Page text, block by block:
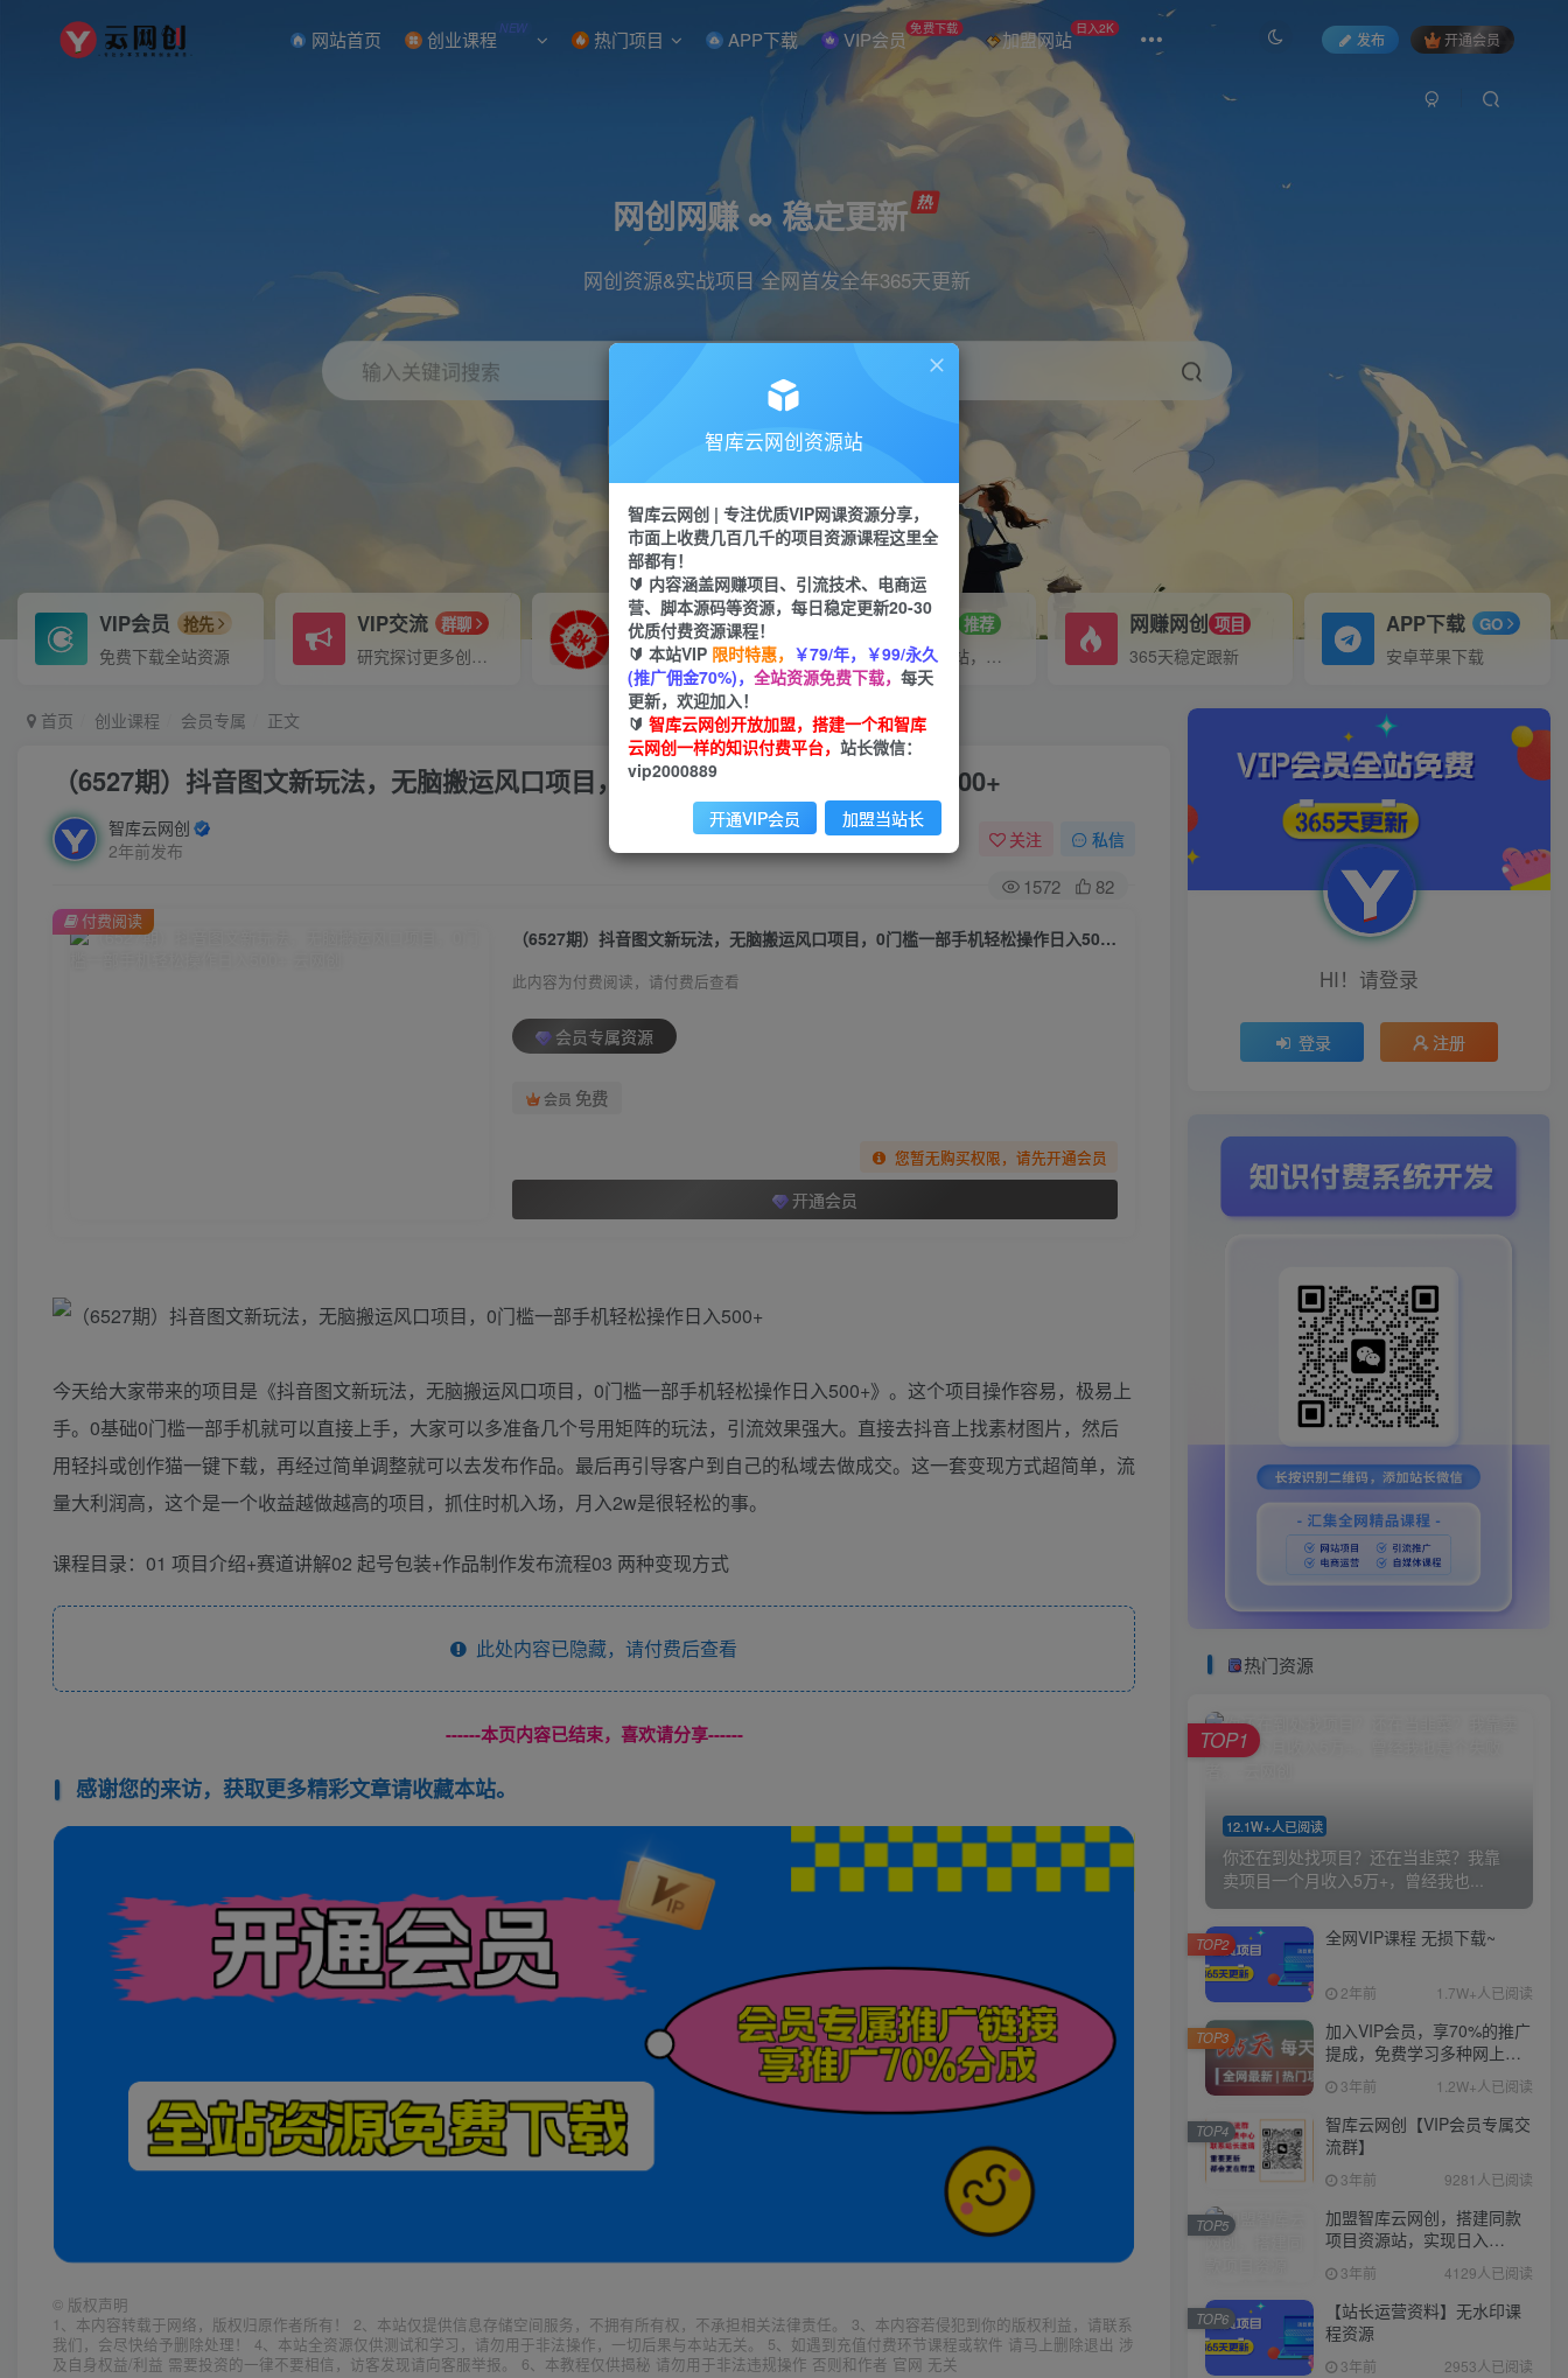
网站首页 创业课程 NEW 热门项目 APP下载 VIP会员 免费下载 加盟网站 日入2K
发布 开通会员
网创网赚 ∞ 稳定更新
网创资源&实战项目 全网首发全年365天更新
输入关键词搜索
直播 小红书 剪辑
VIP会员 抢先
免费下载全站资源
VIP交流 群聊
研究探讨更多创业项目路子。
VIP推广
70%分佣
会员专属推广链接
招募站长 推荐
搭建同款网站，自己当老板
网赚网创 项目
365天稳定跟新
APP下载 GO
安卓苹果下载
首页 创业课程 会员专属 正文
（6527期）抖音图文新玩法，无脑搬运风口项目，0门槛一部手机轻松操作日入500+
智库云网创
2年前发布
关注 私信
1572 82
（6527期）抖音图文新玩法，无脑搬运风口项目，0门槛一部手机轻松操作日入500+
此内容为付费阅读，请付费后查看
会员专属资源
会员 免费
您暂无购买权限，请先开通会员
开通会员
付费阅读
今天给大家带来的项目是《抖音图文新玩法，无脑搬运风口项目，0门槛一部手机轻松操作日入500+》。这个项目操作容易，极易上
手。0基础0门槛一部手机就可以直接上手，大家可以多准备几个号用矩阵的玩法，引流效果强大。直接去抖音上找素材图片，然后
用轻抖或创作猫一键下载，再经过简单调整就可以去发布作品。最后再引导客户到自己的私域去做成交。这一套变现方式超简单，流
量大利润高，这个是一个收益越做越高的项目，抓住时机入场，月入2w是很轻松的事。
课程目录：01 项目介绍+赛道讲解02 起号包装+作品制作发布流程03 两种变现方式
此处内容已隐藏，请付费后查看
------本页内容已结束，喜欢请分享------
感谢您的来访，获取更多精彩文章请收藏本站。
© 版权声明
1、本内容转载于网络，版权归原作者所有！ 2、本站仅提供信息存储空间服务，不拥有所有权，不承担相关法律责任。 3、本内容若侵犯到你的版权利益，请联系
我们，会尽快给予删除处理！ 4、本站全资源仅供测试和学习，请勿用于非法操作，一切后果与本站无关。 5、如遇到充值付费环节课程或软件 请马上删除退出 涉
及自身权益/利益 需要投资的一律不要相信，访客发现请向客服举报。 6、本教程仅供揭秘 请勿用于非法违规操作 否则和作者 官网 无关
HI！请登录
登录 注册
热门资源
12.1W+人已阅读
你还在到处找项目？还在当韭菜？我靠
卖项目一个月收入5万+，曾经我也...
TOP1
全网VIP课程 无损下载~
2年前 1.7W+人已阅读
TOP2
加入VIP会员，享70%的推广
提成，免费学习多种网上创
业课程，菜鸟秒变大神！
3年前 1.2W+人已阅读
TOP3
智库云网创【VIP会员专属交
流群】
3年前 9281人已阅读
TOP4
加盟智库云网创，搭建同款
项目资源站，实现日入
2000+
3年前 4129人已阅读
TOP5
【站长运营资料】无水印课
程资源
3年前 2953人已阅读
TOP6
智库云网创资源站
智库云网创 | 专注优质VIP网课资源分享，
市面上收费几百几千的项目资源课程这里全
部都有！
🔰 内容涵盖网赚项目、引流技术、电商运
营、脚本源码等资源，每日稳定更新20-30
优质付费资源课程！
🔰 本站VIP 限时特惠， ￥79/年，￥99/永久
(推广佣金70%)， 全站资源免费下载， 每天
更新，欢迎加入！
🔰 智库云网创开放加盟，搭建一个和智库
云网创一样的知识付费平台， 站长微信：
vip2000889
开通VIP会员 加盟当站长